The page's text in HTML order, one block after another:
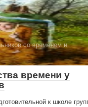
со временем и
времени у
к школе